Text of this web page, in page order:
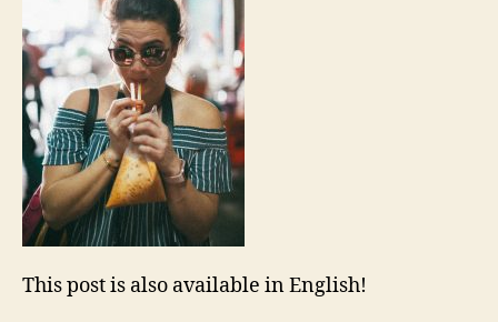
This post is also available in English!